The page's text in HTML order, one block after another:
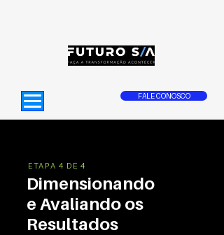
FALE CONOSCO
ETAPA 4 DE 4
Dimensionando
e Avaliando os
Resultados